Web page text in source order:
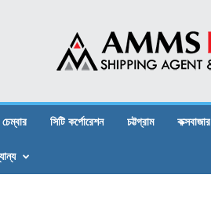
চেম্বার সিটি কর্পোরেশন চট্টগ্রাম কক্সবাজার